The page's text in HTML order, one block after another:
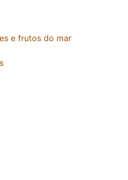
e frutos do mar